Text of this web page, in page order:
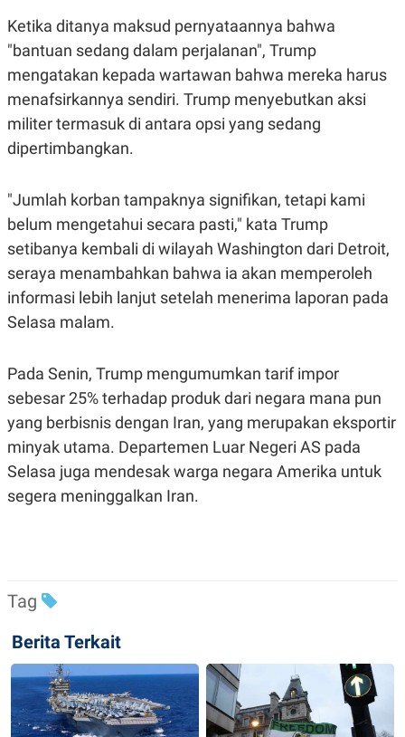
Ketika ditanya maksud pernyataannya bahwa
"bantuan sedang dalam perjalanan", Trump
mengatakan kepada wartawan bahwa mereka harus
menafsirkannya sendiri. Trump menyebutkan aksi
militer termasuk di antara opsi yang sedang
dipertimbangkan.
"Jumlah korban tampaknya signifikan, tetapi kami
belum mengetahui secara pasti," kata Trump
setibanya kembali di wilayah Washington dari Detroit,
seraya menambahkan bahwa ia akan memperoleh
informasi lebih lanjut setelah menerima laporan pada
Selasa malam.
Pada Senin, Trump mengumumkan tarif impor
sebesar 25% terhadap produk dari negara mana pun
yang berbisnis dengan Iran, yang merupakan eksportir
minyak utama. Departemen Luar Negeri AS pada
Selasa juga mendesak warga negara Amerika untuk
segera meninggalkan Iran.
Tag
Berita Terkait